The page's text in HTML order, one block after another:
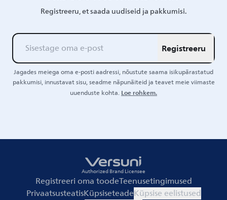
Registreeru, et saada uudiseid ja pakkumisi.
Registreeru
Jagades meiega oma e-posti aadressi, nõustute saama isikupärastatud
pakkumisi, innustavat sisu, seadme näpunäiteid ja teavet meie viimaste
uuenduste kohta.Loe rohkem.
Authorized Brand Licensee
Registreeri oma toodeTeenusetingimused
PrivaatsusteatisKüpsiseteadeKüpsise eelistused